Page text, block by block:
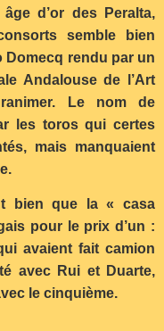
d’or des Peralta,
semble bien
Domecq rendu par un
Andalouse de l’Art
Le nom de
les toros qui certes
mais manquaient
bien que la « casa
pour le prix d’un :
avaient fait camion
avec Rui et Duarte,
le cinquième.